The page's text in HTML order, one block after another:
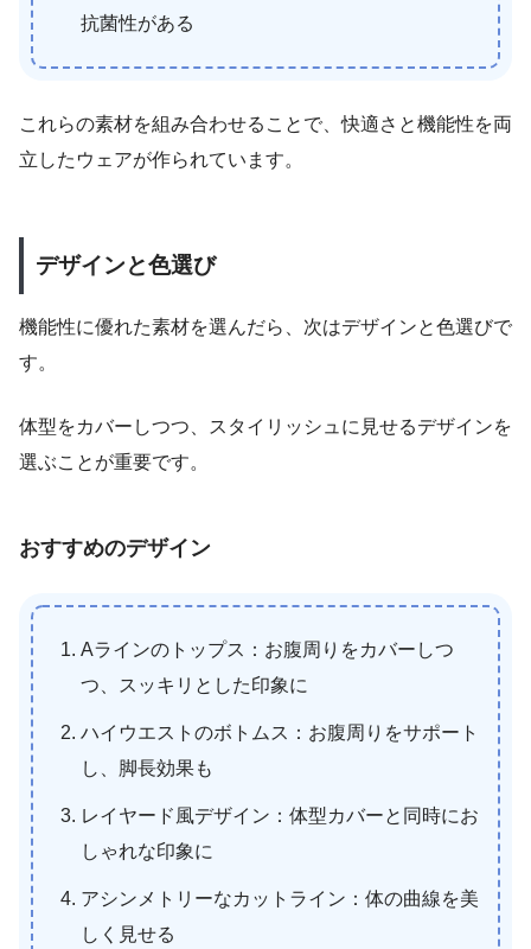
抗菌性がある
これらの素材を組み合わせることで、快適さと機能性を両
立したウェアが作られています。
デザインと色選び
機能性に優れた素材を選んだら、次はデザインと色選びで
す。
体型をカバーしつつ、スタイリッシュに見せるデザインを
選ぶことが重要です。
おすすめのデザイン
Aラインのトップス：お腹周りをカバーしつ
つ、スッキリとした印象に
ハイウエストのボトムス：お腹周りをサポート
し、脚長効果も
レイヤード風デザイン：体型カバーと同時にお
しゃれな印象に
アシンメトリーなカットライン：体の曲線を美
しく見せる